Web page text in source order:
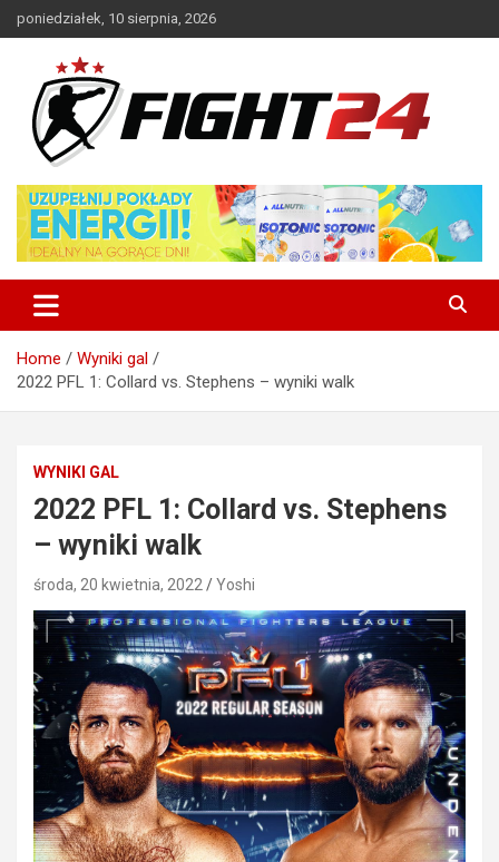
to
poniedziałek, 10 sierpnia, 2026
FIGHT24.PL – MMA i K-1, UFC
Home
Wyniki gal
2022 PFL 1: Collard vs. Stephens – wyniki walk
WYNIKI GAL
2022 PFL 1: Collard vs. Stephens
– wyniki walk
środa, 20 kwietnia, 2022 Yoshi